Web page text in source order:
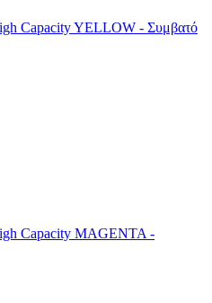
Capacity YELLOW - Συμβατό
Capacity MAGENTA -